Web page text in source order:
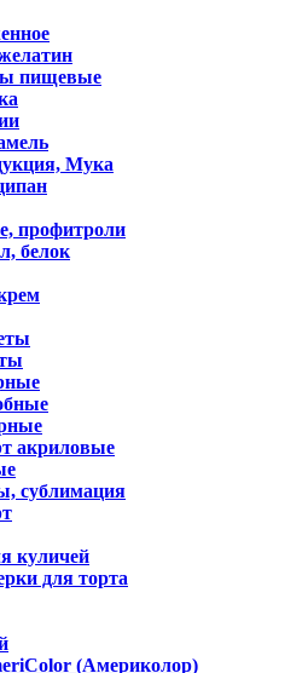
пищевые
Мука
профитроли
белок
акриловые
сублимация
куличей
для торта
(Америколор)